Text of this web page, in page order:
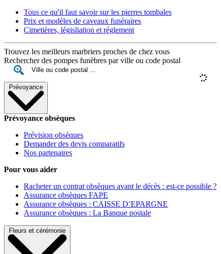
Tous ce qu'il faut savoir sur les pierres tombales
Prix et modèles de caveaux funéraires
Cimetières, législiation et réglement
Trouvez les meilleurs marbriers proches de chez vous
Rechercher des pompes funèbres par ville ou code postal
Prévoyance
Prévoyance obsèques
Prévision obsèques
Demander des devis comparatifs
Nos partenaires
Pour vous aider
Racheter un contrat obsèques avant le décès : est-ce possible ?
Assurance obsèques FAPE
Assurance obsèques : CAISSE D’EPARGNE
Assurance obsèques : La Banque postale
Fleurs et cérémonie